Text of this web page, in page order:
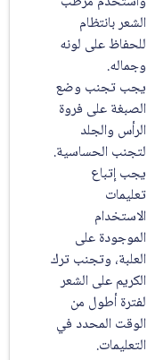
الشعر بانتظام
للحفاظ على لونه
وجماله.
يجب تجنب وضع
الصبغة على فروة
الرأس والجلد
لتجنب الحساسية.
يجب إتباع
تعليمات
الاستخدام
الموجودة على
العلبة، وتجنب ترك
الكريم على الشعر
لفترة أطول من
الوقت المحدد في
التعليمات.